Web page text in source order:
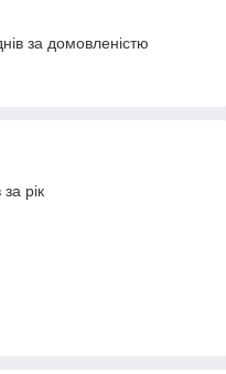
за домовленістю
рік